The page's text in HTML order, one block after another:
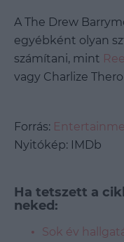
A The Drew
egyébként olyan
számítani, mint
vagy Charlize
Forrás:
Nyitókép: IMDb
Ha tetszett a
neked:
Sok év